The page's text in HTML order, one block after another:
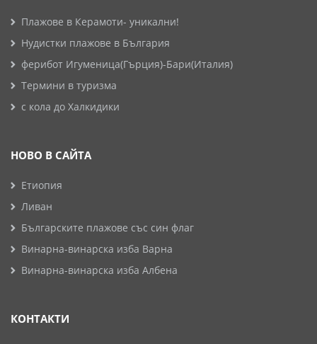
Плажове в Керамоти- уникални!
Нудистки плажове в България
ферибот Игуменица(Гърция)-Бари(Италия)
Термини в туризма
с кола до Халкидики
НОВО В САЙТА
Етиопия
Ливан
Българските плажове със син флаг
Винарна-винарска изба Варна
Винарна-винарска изба Албена
КОНТАКТИ